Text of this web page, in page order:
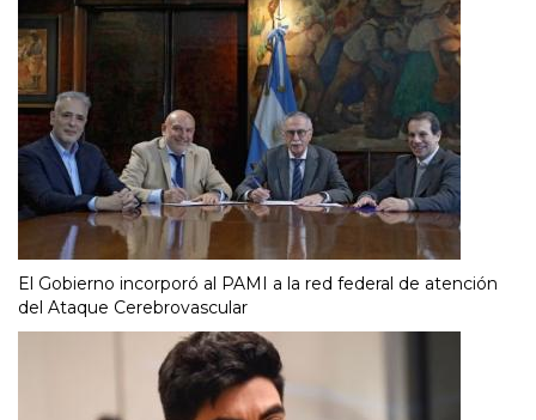
El Gobierno incorporó al PAMI a la red federal de atención
del Ataque Cerebrovascular